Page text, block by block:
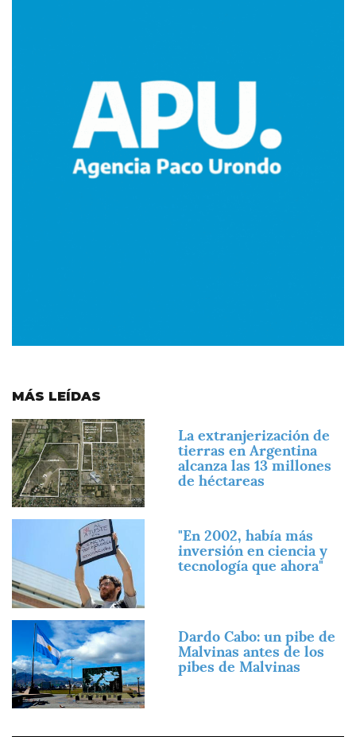
MÁS LEÍDAS
Imagen
La extranjerización de
tierras en Argentina
alcanza las 13 millones
de héctareas
"En 2002, había más
inversión en ciencia y
tecnología que ahora"
Imagen
Dardo Cabo: un pibe de
Malvinas antes de los
pibes de Malvinas